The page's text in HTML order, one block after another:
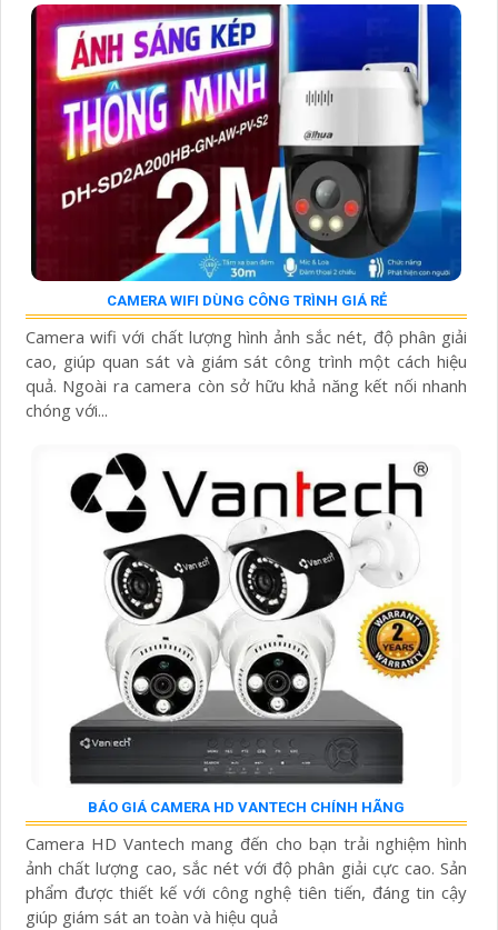
CAMERA WIFI DÙNG CÔNG TRÌNH GIÁ RẺ
Camera wifi với chất lượng hình ảnh sắc nét, độ phân giải
cao, giúp quan sát và giám sát công trình một cách hiệu
quả. Ngoài ra camera còn sở hữu khả năng kết nối nhanh
chóng với...
BÁO GIÁ CAMERA HD VANTECH CHÍNH HÃNG
Camera HD Vantech mang đến cho bạn trải nghiệm hình
ảnh chất lượng cao, sắc nét với độ phân giải cực cao. Sản
phẩm được thiết kế với công nghệ tiên tiến, đáng tin cậy
giúp giám sát an toàn và hiệu quả